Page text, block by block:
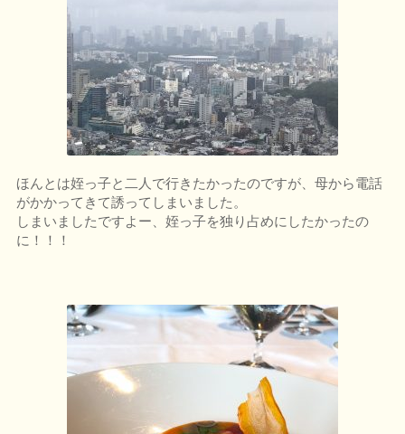
ほんとは姪っ子と二人で行きたかったのですが、母から電話
がかかってきて誘ってしまいました。
しまいましたですよー、姪っ子を独り占めにしたかったの
に！！！